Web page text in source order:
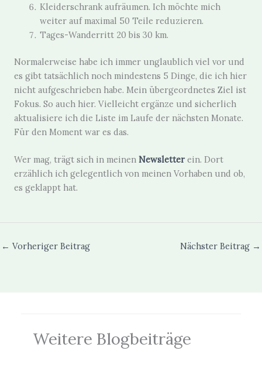
Kleiderschrank aufräumen. Ich möchte mich
weiter auf maximal 50 Teile reduzieren.
Tages-Wanderritt 20 bis 30 km.
Normalerweise habe ich immer unglaublich viel vor und
es gibt tatsächlich noch mindestens 5 Dinge, die ich hier
nicht aufgeschrieben habe. Mein übergeordnetes Ziel ist
Fokus. So auch hier. Vielleicht ergänze und sicherlich
aktualisiere ich die Liste im Laufe der nächsten Monate.
Für den Moment war es das.
Wer mag, trägt sich in meinen Newsletterein. Dort
erzählich ich gelegentlich von meinen Vorhaben und ob,
es geklappt hat.
← Vorheriger Beitrag Nächster Beitrag →
Weitere Blogbeiträge